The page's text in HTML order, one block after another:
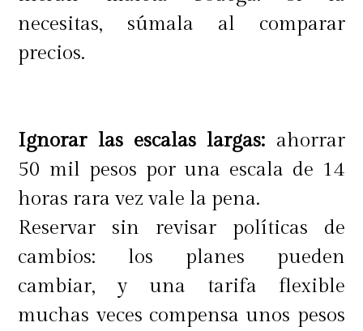
necesitas, súmala al comparar
precios.
Ignorar las escalas largas: ahorrar
50 mil pesos por una escala de 14
horas rara vez vale la pena.
Reservar sin revisar políticas de
cambios: los planes pueden
cambiar, y una tarifa flexible
muchas veces compensa unos pesos